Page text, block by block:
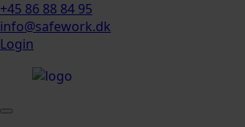
+45 86 88 84 95
info@safework.dk
Login